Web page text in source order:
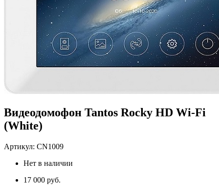
Видеодомофон Tantos Rocky HD Wi-Fi
(White)
Артикул: CN1009
Нет в наличии
17 000 руб.